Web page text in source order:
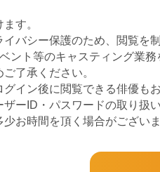
す。
バシー保護のため、閲覧を
ント等のキャスティング業
了承ください。
イン後に閲覧できる俳優もお
ーID・パスワードの取り扱
お時間を頂く場合がござい